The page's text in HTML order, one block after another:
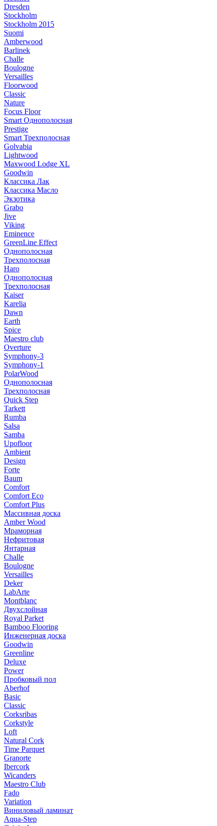
Dresden
Stockholm
Stockholm 2015
Suomi
Amberwood
Barlinek
Challe
Boulogne
Versailles
Floorwood
Classic
Nature
Focus Floor
Smart Однополосная
Prestige
Smart Трехполосная
Golvabia
Lightwood
Maxwood Lodge XL
Goodwin
Классика Лак
Классика Масло
Экзотика
Grabo
Jive
Viking
Eminence
GreenLine Effect
Однополосная
Трехполосная
Haro
Однополосная
Трехполосная
Kaiser
Karelia
Dawn
Earth
Spice
Maestro club
Overture
Symphony-3
Symphony-1
PolarWood
Однополосная
Трехполосная
Quick Step
Tarkett
Rumba
Salsa
Samba
Upofloor
Ambient
Design
Forte
Baum
Comfort
Comfort Eco
Comfort Plus
Массивная доска
Amber Wood
Мраморная
Нефритовая
Янтарная
Challe
Boulogne
Versailles
Deker
LabArte
Montblanc
Двухслойная
Royal Parket
Bamboo Flooring
Инженерная доска
Goodwin
Greenline
Deluxe
Power
Пробковый пол
Aberhof
Basic
Classic
Corksribas
Corkstyle
Loft
Natural Cork
Time Parquet
Granorte
Ibercork
Wicanders
Мaestro Club
Fado
Variation
Виниловый ламинат
Aqua-Step